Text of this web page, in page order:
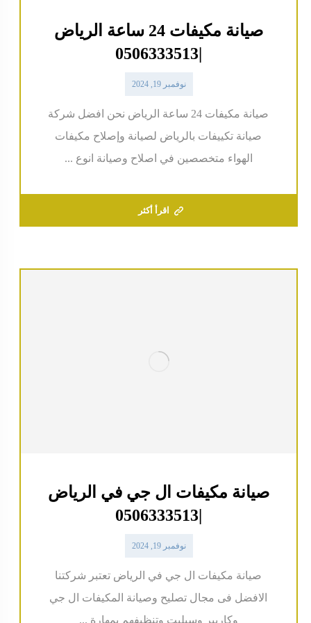
صيانة مكيفات 24 ساعة الرياض
|0506333513
نوفمبر 19, 2024
صيانة مكيفات 24 ساعة الرياض نحن افضل شركة
صيانة تكييفات بالرياض لصيانة وإصلاح مكيفات
الهواء متخصصين في اصلاح وصيانة انوع ...
اقرأ أكثر
صيانة مكيفات ال جي في الرياض
|0506333513
نوفمبر 19, 2024
صيانة مكيفات ال جي في الرياض تعتبر شركتنا
الافضل فى مجال تصليح وصيانة المكيفات ال جي
وكاريير وسبليت وتنظيفهم بمهارة ...